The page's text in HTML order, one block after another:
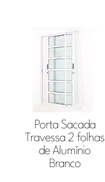
Porta Sacada
Travessa 2 folhas
de Alumínio
Branco